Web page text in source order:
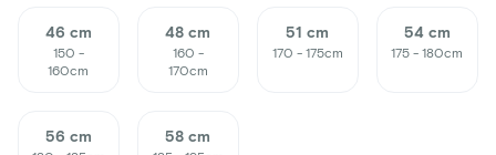
46 cm
150 -
160cm
48 cm
160 -
170cm
51 cm
170 - 175cm
54 cm
175 - 180cm
56 cm 58 cm